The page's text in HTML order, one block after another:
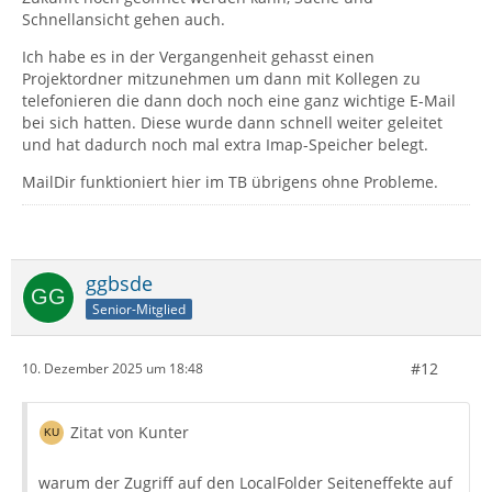
Schnellansicht gehen auch.
Ich habe es in der Vergangenheit gehasst einen
Projektordner mitzunehmen um dann mit Kollegen zu
telefonieren die dann doch noch eine ganz wichtige E-Mail
bei sich hatten. Diese wurde dann schnell weiter geleitet
und hat dadurch noch mal extra Imap-Speicher belegt.
MailDir funktioniert hier im TB übrigens ohne Probleme.
ggbsde
Senior-Mitglied
10. Dezember 2025 um 18:48 #12
Zitat von Kunter
warum der Zugriff auf den LocalFolder Seiteneffekte auf